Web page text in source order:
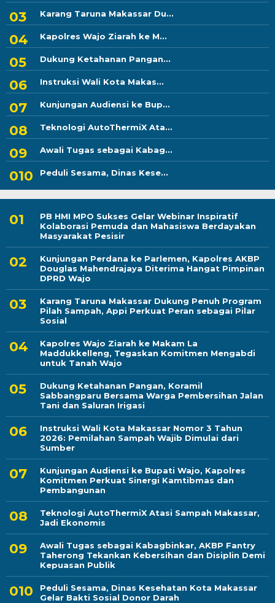
Karang Taruna Makassar Du...
Kapolres Wajo Ziarah ke M...
Dukung Ketahanan Pangan...
Instruksi Wali Kota Makas...
Kunjungan Audiensi ke Bup...
Teknologi AutoThermiX Ata...
Awali Tugas sebagai Kabag...
Peduli Sesama, Dinas Kese...
PB HMI MPO Sukses Gelar Webinar Inspiratif
Kolaborasi Pemuda dan Mahasiswa Berdayakan
Masyarakat Pesisir
Kunjungan Perdana ke Parlemen, Kapolres AKBP
Douglas Mahendrajaya Diterima Hangat Pimpinan
DPRD Wajo
Karang Taruna Makassar Dukung Penuh Program
Pilah Sampah, Appi Perkuat Peran sebagai Pilar
Sosial
Kapolres Wajo Ziarah ke Makam La
Maddukkelleng, Tegaskan Komitmen Mengabdi
untuk Tanah Wajo
Dukung Ketahanan Pangan, Koramil
Sabbangparu Bersama Warga Pembersihan Jalan
Tani dan Saluran Irigasi
Instruksi Wali Kota Makassar Nomor 3 Tahun
2026: Pemilahan Sampah Wajib Dimulai dari
Sumber
Kunjungan Audiensi ke Bupati Wajo, Kapolres
Komitmen Perkuat Sinergi Kamtibmas dan
Pembangunan
Teknologi AutoThermiX Atasi Sampah Makassar,
Jadi Ekonomis
Awali Tugas sebagai Kabagbinkar, AKBP Fantry
Taherong Tekankan Kebersihan dan Disiplin Demi
Kepuasan Publik
Peduli Sesama, Dinas Kesehatan Kota Makassar
Gelar Bakti Sosial Donor Darah